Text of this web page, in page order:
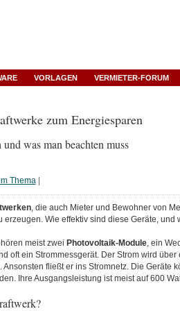
VORLAGEN VERMIETER-FORUM
zum Energiesparen
was man beachten muss
Thema
, die auch Mieter und Bewohner von
erzeugen. Wie effektiv sind diese Geräte, und
meist zwei Photovoltaik-Module, ein
oft ein Strommessgerät. Der Strom wird
fließt er ins Stromnetz. Die Geräte
Ihre Ausgangsleistung ist meist auf 600